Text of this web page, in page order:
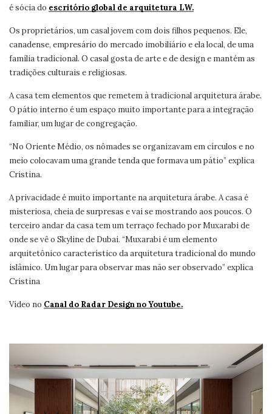
é sócia do escritório global de arquitetura LW.
Os proprietários, um casal jovem com dois filhos pequenos. Ele,
canadense, empresário do mercado imobiliário e ela local, de uma
família tradicional. O casal gosta de arte e de design e mantém as
tradições culturais e religiosas.
A casa tem elementos que remetem à tradicional arquitetura árabe.
O pátio interno é um espaço muito importante para a integração
familiar, um lugar de congregação.
“No Oriente Médio, os nômades se organizavam em círculos e no
meio colocavam uma grande tenda que formava um pátio” explica
Cristina.
A privacidade é muito importante na arquitetura árabe. A casa é
misteriosa, cheia de surpresas e vai se mostrando aos poucos. O
terceiro andar da casa tem um terraço fechado por Muxarabi de
onde se vê o Skyline de Dubai. “Muxarabi é um elemento
arquitetônico característico da arquitetura tradicional do mundo
islâmico. Um lugar para observar mas não ser observado” explica
Cristina
Vídeo no Canal do Radar Design no Youtube.